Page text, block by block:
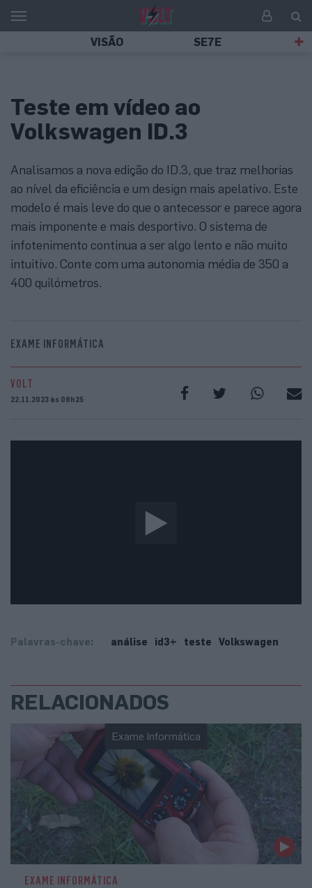
VISÃO SE7E
Teste em vídeo ao
Volkswagen ID.3
Analisamos a nova edição do ID.3, que traz melhorias
ao nível da eficiência e um design mais apelativo. Este
modelo é mais leve do que o antecessor e parece agora
mais imponente e mais desportivo. O sistema de
infotenimento continua a ser algo lento e não muito
intuitivo. Conte com uma autonomia média de 350 a
400 quilómetros.
EXAME INFORMÁTICA
VOLT
22.11.2023 às 09h25
Palavras-chave: análise id3+ teste Volkswagen
RELACIONADOS
Exame Informática
EXAME INFORMÁTICA